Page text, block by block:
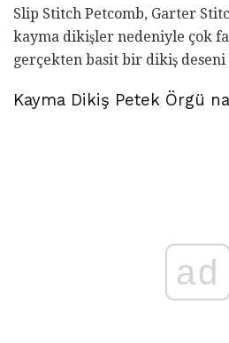
Slip Stitch Petcomb, Garter
kayma dikişler nedeniyle çok
gerçekten basit bir dikiş
Kayma Dikiş Petek Örgü
ad